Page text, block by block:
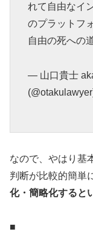
れて自由なイ
のプラットフ
自由の死への
— 山口貴士
なので、やはり基
判断が比較的簡単
化・簡略化すると
■